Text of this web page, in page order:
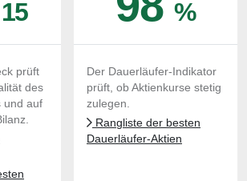
prüft
des
und auf
%
Der Dauerläufer-Indikator
prüft, ob Aktienkurse stetig
zulegen.
Rangliste der besten
Dauerläufer-Aktien